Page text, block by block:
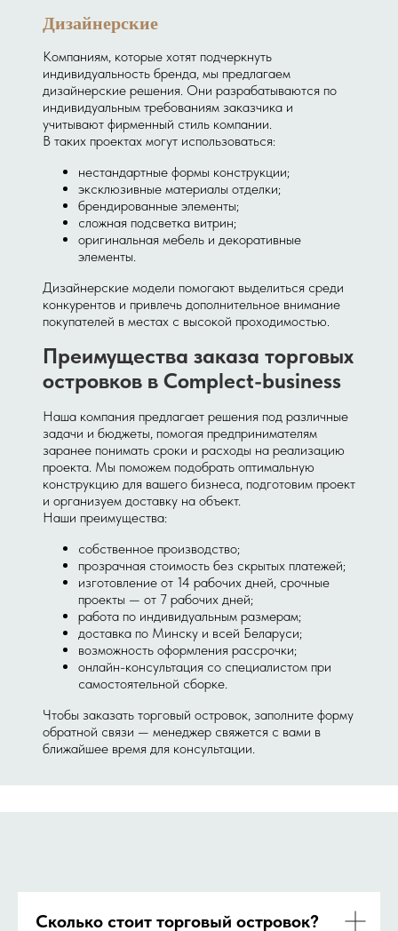
Дизайнерские
Компаниям, которые хотят подчеркнуть
индивидуальность бренда, мы предлагаем
дизайнерские решения. Они разрабатываются по
индивидуальным требованиям заказчика и
учитывают фирменный стиль компании.
В таких проектах могут использоваться:
нестандартные формы конструкции;
эксклюзивные материалы отделки;
брендированные элементы;
сложная подсветка витрин;
оригинальная мебель и декоративные
элементы.
Дизайнерские модели помогают выделиться среди
конкурентов и привлечь дополнительное внимание
покупателей в местах с высокой проходимостью.
Преимущества заказа торговых
островков в Complect-business
Наша компания предлагает решения под различные
задачи и бюджеты, помогая предпринимателям
заранее понимать сроки и расходы на реализацию
проекта. Мы поможем подобрать оптимальную
конструкцию для вашего бизнеса, подготовим проект
и организуем доставку на объект.
Наши преимущества:
собственное производство;
прозрачная стоимость без скрытых платежей;
изготовление от 14 рабочих дней, срочные
проекты — от 7 рабочих дней;
работа по индивидуальным размерам;
доставка по Минску и всей Беларуси;
возможность оформления рассрочки;
онлайн-консультация со специалистом при
самостоятельной сборке.
Чтобы заказать торговый островок, заполните форму
обратной связи — менеджер свяжется с вами в
ближайшее время для консультации.
Сколько стоит торговый островок?